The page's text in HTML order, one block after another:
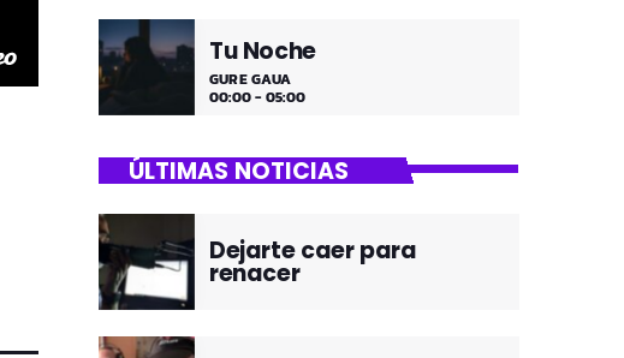
Tu Noche
GURE GAUA
00:00 - 05:00
ÚLTIMAS NOTICIAS
Dejarte caer para
renacer